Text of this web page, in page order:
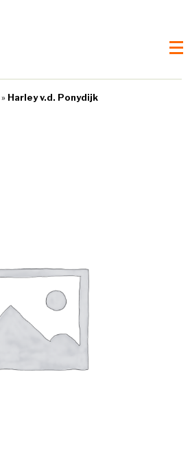
» Harley v.d. Ponydijk